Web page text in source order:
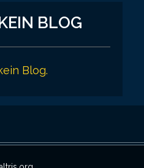
BLOG
Blog.